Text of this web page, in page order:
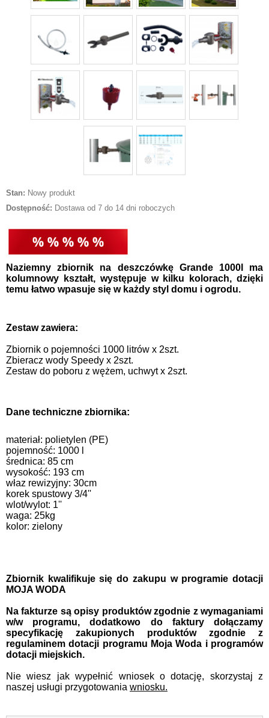
Stan: Nowy produkt
Dostępność: Dostawa od 7 do 14 dni roboczych
Naziemny zbiornik na deszczówkę Grande 1000l ma
kolumnowy kształt, występuje w kilku kolorach, dzięki
temu łatwo wpasuje się w każdy styl domu i ogrodu.
Zestaw zawiera:
Zbiornik o pojemności 1000 litrów x 2szt.
Zbieracz wody Speedy x 2szt.
Zestaw do poboru z wężem, uchwyt x 2szt.
Dane techniczne zbiornika:
materiał: polietylen (PE)
pojemność: 1000 l
średnica: 85 cm
wysokość: 193 cm
właz rewizyjny: 30cm
korek spustowy 3/4''
wlot/wylot: 1''
waga: 25kg
kolor: zielony
Zbiornik kwalifikuje się do zakupu w programie dotacji
MOJA WODA
Na fakturze są opisy produktów zgodnie z wymaganiami
w/w programu, dodatkowo do faktury dołączamy
specyfikację zakupionych produktów zgodnie z
regulaminem dotacji programu Moja Woda i programów
dotacji miejskich.
Nie wiesz jak wypełnić wniosek o dotację, skorzystaj z
naszej usługi przygotowania wniosku.